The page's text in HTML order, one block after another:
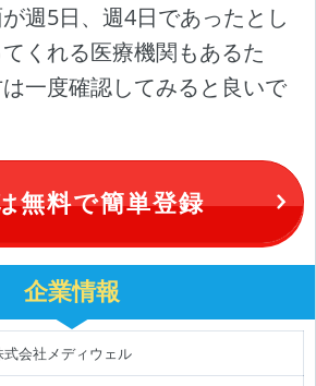
週5日、週4日であったとし
くれる医療機関もあるた
一度確認してみると良いで
無料で簡単登録
企業情報
式会社メディウェル